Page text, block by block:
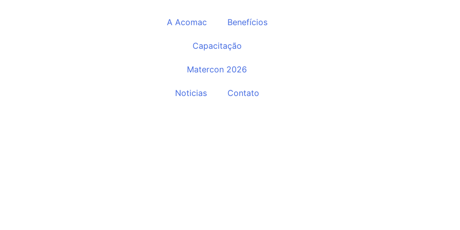
A Acomac Benefícios
Capacitação
Matercon 2026
Noticias Contato